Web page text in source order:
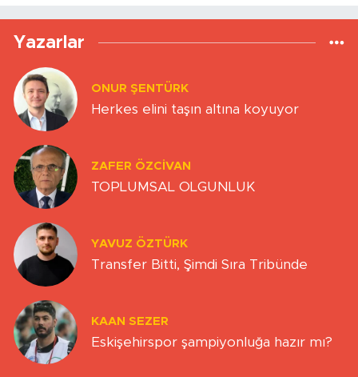
Yazarlar
ONUR ŞENTÜRK
Herkes elini taşın altına koyuyor
ZAFER ÖZCIVAN
TOPLUMSAL OLGUNLUK
YAVUZ ÖZTÜRK
Transfer Bitti, Şimdi Sıra Tribünde
KAAN SEZER
Eskişehirspor şampiyonluğa hazır mı?